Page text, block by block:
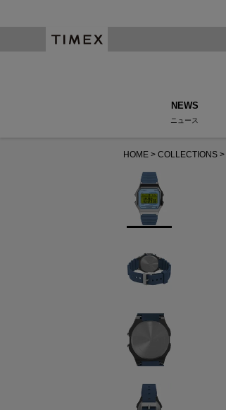
NEWS
ニュース
HOME COLLECTIONS